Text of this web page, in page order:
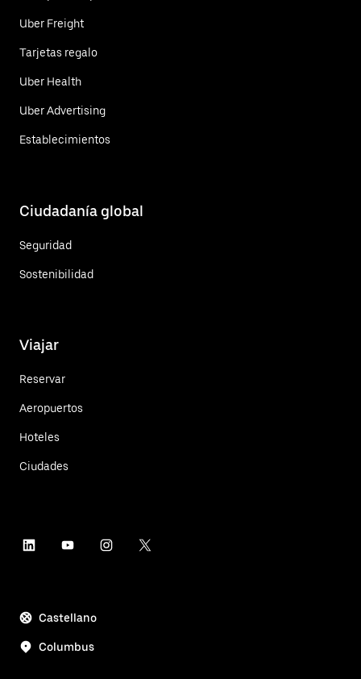
Uber Freight
Tarjetas regalo
Uber Health
Uber Advertising
Establecimientos
Ciudadanía global
Seguridad
Sostenibilidad
Viajar
Reservar
Aeropuertos
Hoteles
Ciudades
Castellano
Columbus